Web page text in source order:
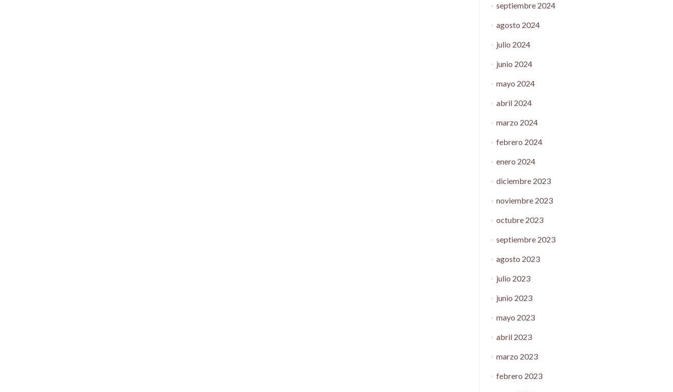
septiembre 2024
agosto 2024
julio 2024
junio 2024
mayo 2024
abril 2024
marzo 2024
febrero 2024
enero 2024
diciembre 2023
noviembre 2023
octubre 2023
septiembre 2023
agosto 2023
julio 2023
junio 2023
mayo 2023
abril 2023
marzo 2023
febrero 2023